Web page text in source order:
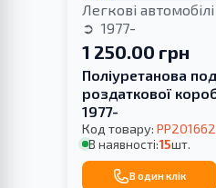
Легкові автомобілі
1977-
1 250.00 грн
Поліуретанова
роздаткової
1977-
Код товару: PP201662
В наявності:15шт.
В один клік